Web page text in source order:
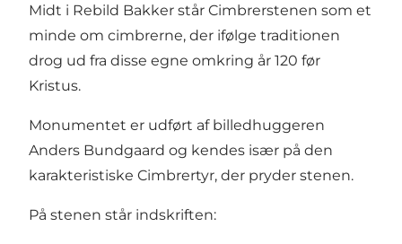
Midt i Rebild Bakker står Cimbrerstenen som et
minde om cimbrerne, der ifølge traditionen
drog ud fra disse egne omkring år 120 før
Kristus.
Monumentet er udført af billedhuggeren
Anders Bundgaard og kendes især på den
karakteristiske Cimbrertyr, der pryder stenen.
På stenen står indskriften: